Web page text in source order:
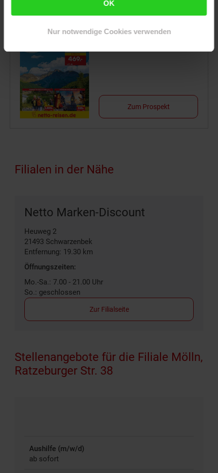
OK
Nur notwendige Cookies verwenden
Zum Prospekt
Filialen in der Nähe
Netto Marken-Discount
Heuweg 2
21493 Schwarzenbek
Entfernung: 19.30 km
Öffnungszeiten:
Mo.-Sa.: 7.00 - 21.00 Uhr
So.: geschlossen
Zur Filialseite
Stellenangebote für die Filiale Mölln,
Ratzeburger Str. 38
Aushilfe (m/w/d)
ab sofort